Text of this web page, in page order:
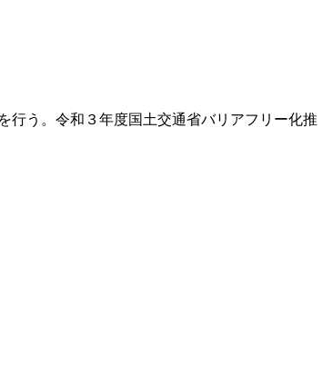
行う。令和３年度国土交通省バリアフリー化推